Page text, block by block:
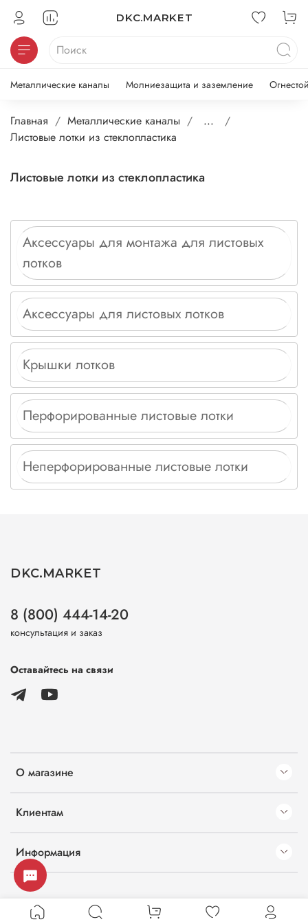
DKC.MARKET
Металлические каналы Молниезащита и заземление
Главная Металлические каналы
...
Листовые лотки из стеклопластика
Листовые лотки из стеклопластика
Аксессуары для монтажа для листовых
лотков
Аксессуары для листовых лотков
Крышки лотков
Перфорированные листовые лотки
Неперфорированные листовые лотки
О магазине
Клиентам
Информация
DKC.MARKET
8 (800) 444-14-20
консультация и заказ
Оставайтесь на связи